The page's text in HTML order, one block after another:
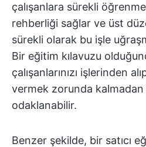
çalışanlara sürekli
rehberliği sağlar ve üst
sürekli olarak bu işle
Bir eğitim kılavuzu
çalışanlarınızı işlerinden
vermek zorunda
odaklanabilir.
Benzer şekilde, bir satıcı